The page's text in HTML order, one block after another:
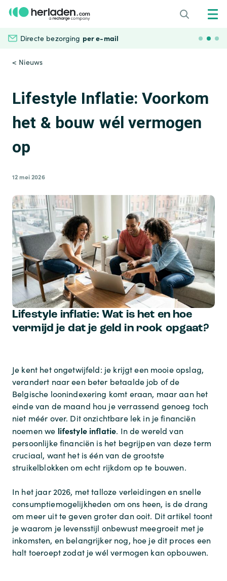
Directe bezorging per e-mail Veilig
< Nieuws
Lifestyle Inflatie: Voorkom
het & bouw wél vermogen
op
12 mei 2026
Lifestyle inflatie: Wat is het en hoe
vermijd je dat je geld in rook opgaat?
Je kent het ongetwijfeld: je krijgt een mooie opslag,
verandert naar een beter betaalde job of de
Belgische loonindexering komt eraan, maar aan het
einde van de maand hou je verrassend genoeg toch
niet méér over. Dit onzichtbare lek in je financiën
noemen we lifestyle inflatie. In de wereld van
persoonlijke financiën is het begrijpen van deze term
cruciaal, want het is één van de grootste
struikelblokken om echt rijkdom op te bouwen.
In het jaar 2026, met talloze verleidingen en snelle
consumptiemogelijkheden om ons heen, is de drang
om meer uit te geven groter dan ooit. Dit artikel toont
je waarom je levensstijl onbewust meegroeit met je
inkomsten, en belangrijker nog, hoe je dit proces een
halt toeroept zodat je wél vermogen kan opbouwen.